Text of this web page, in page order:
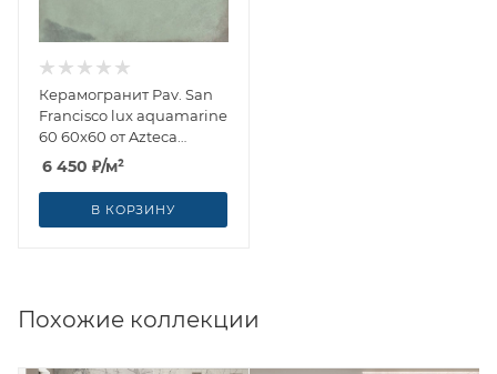
Керамогранит Pav. San
Francisco lux aquamarine
60 60x60 от Azteca
(Испания)
6 450 ₽/м²
В КОРЗИНУ
Похожие коллекции